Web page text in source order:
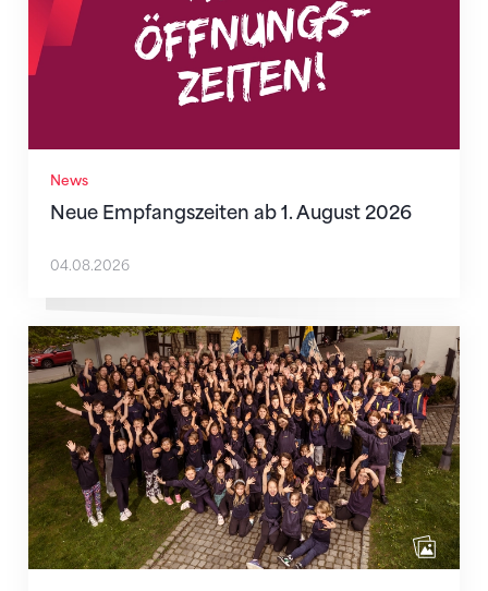
News
Neue Empfangszeiten ab 1. August 2026
04.08.2026
Mitmachen ist selbstverständlich